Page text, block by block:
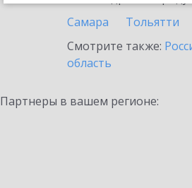
Самара
Тольятти
Смотрите также:
область
Партнеры в вашем регионе: